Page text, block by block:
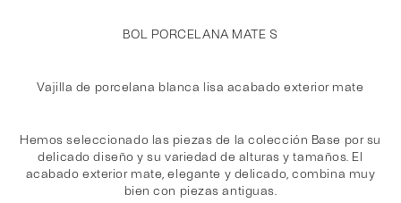
BOL PORCELANA MATE S
Vajilla de porcelana blanca lisa acabado exterior mate
Hemos seleccionado las piezas de la colección Base por su
delicado diseño y su variedad de alturas y tamaños. El
acabado exterior mate, elegante y delicado, combina muy
bien con piezas antiguas.